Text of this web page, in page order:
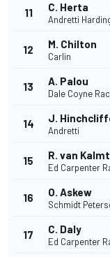
11 C. Herta
Andretti
12 M. Chilton
Carlin
13 A. Palou
Dale Coyne
14 J.
Andretti
15 R. van
Ed Carpenter
16 O. Askew
Schmidt
17 C. Daly
Ed Carpenter